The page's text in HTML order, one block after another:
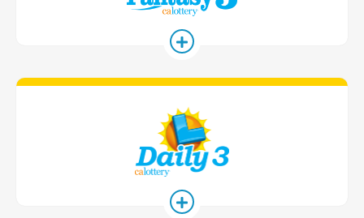
Daily 3